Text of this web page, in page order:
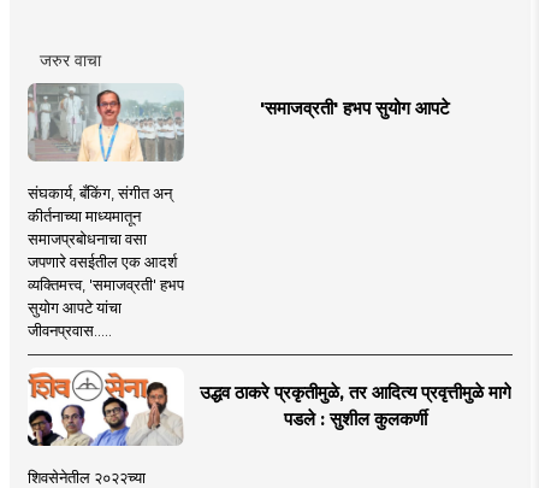
जरुर वाचा
'समाजव्रती' हभप सुयोग आपटे
संघकार्य, बँकिंग, संगीत अन्
कीर्तनाच्या माध्यमातून
समाजप्रबोधनाचा वसा
जपणारे वसईतील एक आदर्श
व्यक्तिमत्त्व, 'समाजव्रती' हभप
सुयोग आपटे यांचा
जीवनप्रवास.....
उद्धव ठाकरे प्रकृतीमुळे, तर आदित्य प्रवृत्तीमुळे मागे
पडले : सुशील कुलकर्णी
शिवसेनेतील २०२२च्या